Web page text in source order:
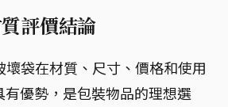
評價結論
袋在材質、尺寸、價格和使用
優勢，是包裝物品的理想選